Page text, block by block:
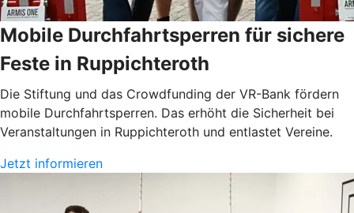
Mobile Durchfahrtsperren für sichere
Feste in Ruppichteroth
Die Stiftung und das Crowdfunding der VR-Bank fördern
mobile Durchfahrtsperren. Das erhöht die Sicherheit bei
Veranstaltungen in Ruppichteroth und entlastet Vereine.
Jetzt informieren